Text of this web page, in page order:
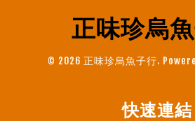
正味珍烏
© 2026 正味珍烏魚子行.
快速連結